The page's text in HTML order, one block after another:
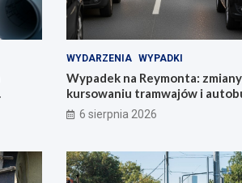
WYDARZENIA WYPADKI
Wypadek na Reymonta:
kursowaniu tramwajów i
6 sierpnia 2026